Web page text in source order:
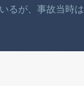
るが、事故当時